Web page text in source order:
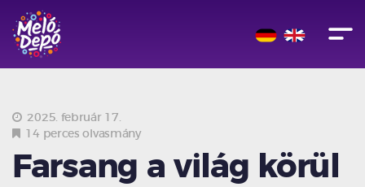
2025. február 17.
14 perces olvasmány
Farsang a világ körül